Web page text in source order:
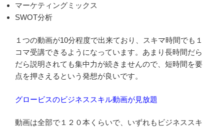
マーケティングミックス
SWOT分析
１つの動画が10分程度で出来ており、スキマ時間でも１
コマ受講できるようになっています。あまり長時間だら
だら説明されても集中力が続きませんので、短時間を要
点を押さえるという発想が良いです。
グロービスのビジネススキル動画が見放題
動画は全部で１２０本くらいで、いずれもビジネススキ